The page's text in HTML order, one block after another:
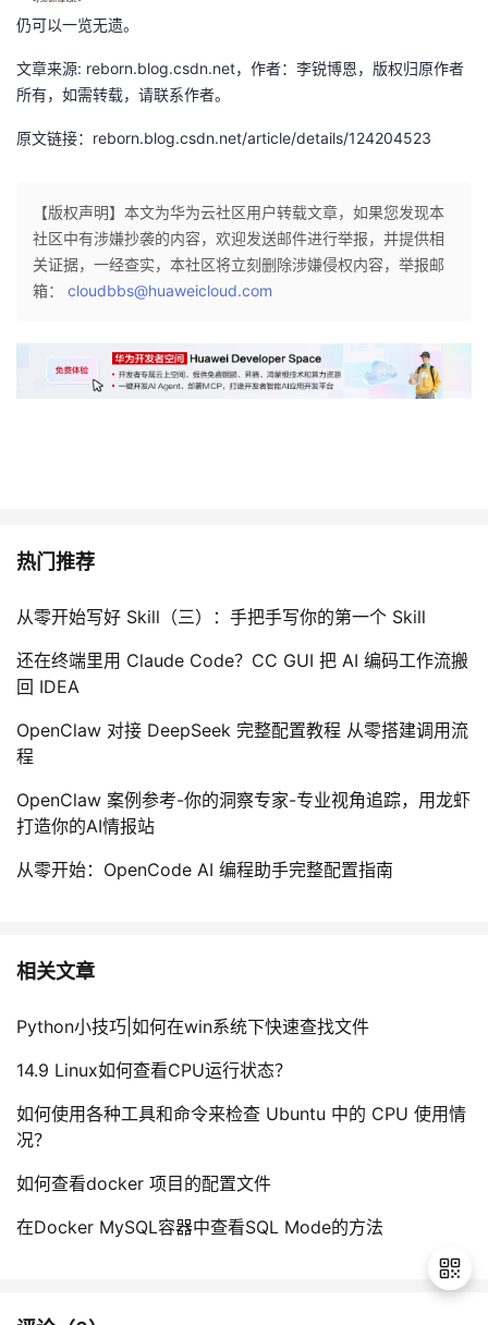
仍可以一览无遗。
文章来源: reborn.blog.csdn.net，作者：李锐博恩，版权归原作者
所有，如需转载，请联系作者。
原文链接：reborn.blog.csdn.net/article/details/124204523
【版权声明】本文为华为云社区用户转载文章，如果您发现本
社区中有涉嫌抄袭的内容，欢迎发送邮件进行举报，并提供相
关证据，一经查实，本社区将立刻删除涉嫌侵权内容，举报邮
箱： cloudbbs@huaweicloud.com
热门推荐
从零开始写好 Skill（三）：手把手写你的第一个 Skill
还在终端里用 Claude Code？CC GUI 把 AI 编码工作流搬
回 IDEA
OpenClaw 对接 DeepSeek 完整配置教程 从零搭建调用流
程
OpenClaw 案例参考-你的洞察专家-专业视角追踪，用龙虾
打造你的AI情报站
从零开始：OpenCode AI 编程助手完整配置指南
相关文章
Python小技巧|如何在win系统下快速查找文件
14.9 Linux如何查看CPU运行状态？
如何使用各种工具和命令来检查 Ubuntu 中的 CPU 使用情
况？
如何查看docker 项目的配置文件
在Docker MySQL容器中查看SQL Mode的方法